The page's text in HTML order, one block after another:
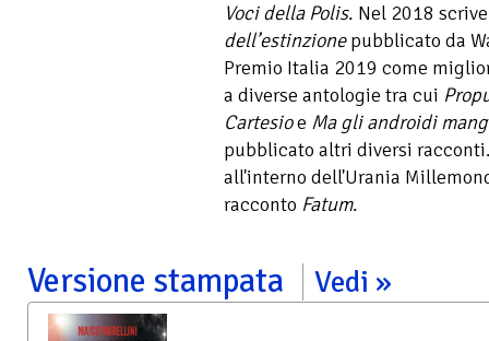
Voci della Polis. Nel 2018
dell’estinzionepubblicato da
Premio Italia 2019 come
a diverse antologie tra cui
Cartesioe Ma gli androidi
pubblicato altri diversi
all'interno dell'Urania
racconto Fatum.
Versione stampata Vedi